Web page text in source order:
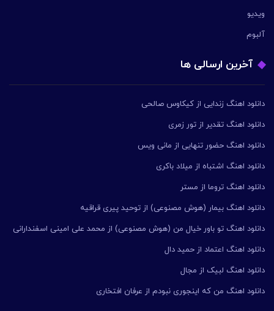
ویدیو
آلبوم
آخرین ارسالی ها
دانلود اهنگ زندایی از کیکاوس صالحی
دانلود اهنگ تقدیر از تور زمری
دانلود اهنگ حضور تنهایی از مانی ویس
دانلود اهنگ اشتباه از میلاد باکری
دانلود اهنگ تروما از مستر
دانلود اهنگ بیمار (هوش مصنوعی) از توحید پیری قراقیه
دانلود اهنگ تو باور خیال من (هوش مصنوعی) از محمد علی امینی اسفندارانی
دانلود اهنگ اعتماد از حمید دال
دانلود اهنگ لبیک از مجال
دانلود اهنگ من که اینجوری نبودم از عرفان افتخاری